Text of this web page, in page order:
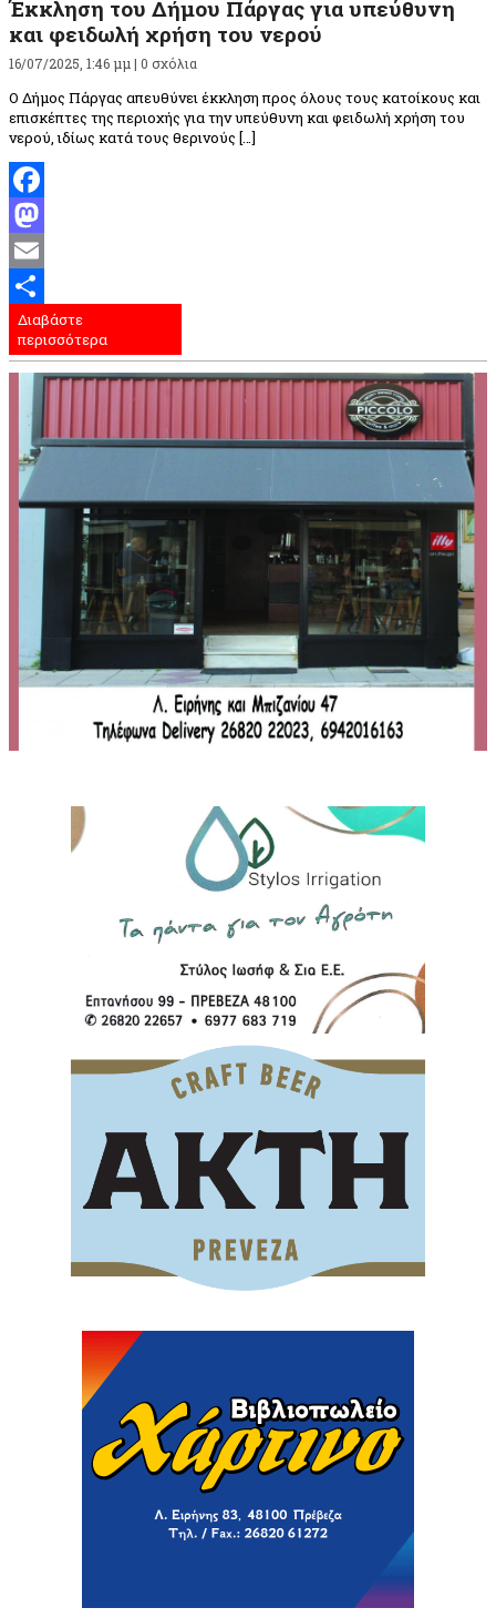
Έκκληση του Δήμου Πάργας για υπεύθυνη
και φειδωλή χρήση του νερού
16/07/2025, 1:46 μμ | 0 σχόλια
Ο Δήμος Πάργας απευθύνει έκκληση προς όλους τους κατοίκους και
επισκέπτες της περιοχής για την υπεύθυνη και φειδωλή χρήση του
νερού, ιδίως κατά τους θερινούς […]
Facebook
Mastodon
Email
Μοιραστείτε
Διαβάστε
περισσότερα